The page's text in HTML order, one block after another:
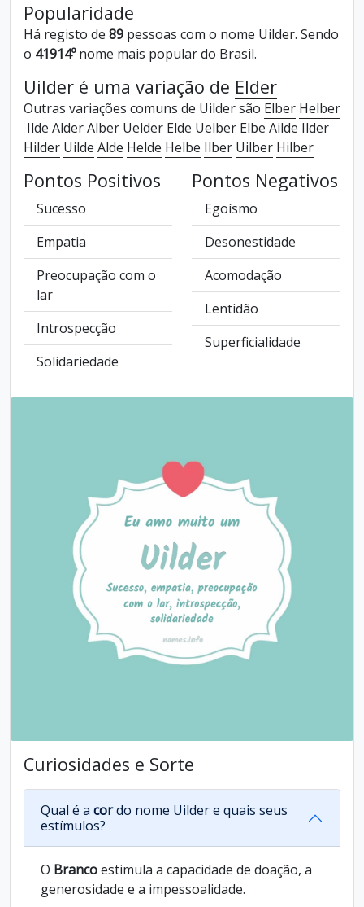
Popularidade
Há registo de 89 pessoas com o nome Uilder. Sendo
o 41914ºnome mais popular do Brasil.
Uilder é uma variação de Elder
Outras variações comuns de Uilder são Elber Helber
Ilde AlderAlber Uelder Elde Uelber Elbe Ailde Ilder
Hilder Uilde Alde Helde Helbe Ilber Uilber Hilber
Pontos Positivos
Sucesso
Empatia
Preocupação com o
lar
Introspecção
Solidariedade
Pontos Negativos
Egoísmo
Desonestidade
Acomodação
Lentidão
Superficialidade
Curiosidades e Sorte
Qual é a cordo nome Uilder e quais seus
estímulos?
O Brancoestimula a capacidade de doação, a
generosidade e a impessoalidade.